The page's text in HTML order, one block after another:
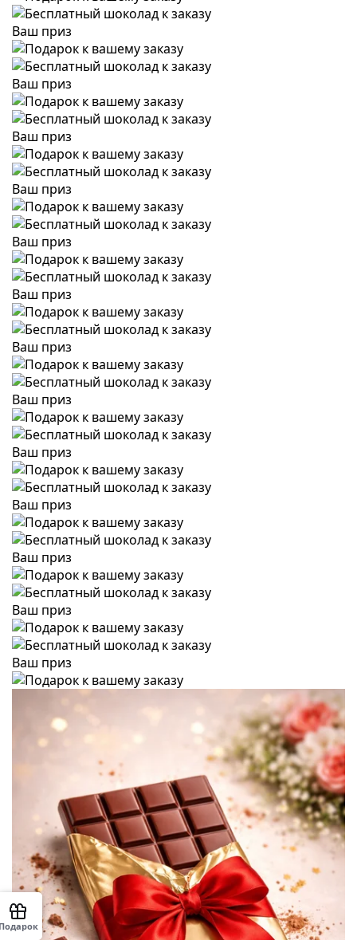
Ваш приз
Ваш приз
Ваш приз
Ваш приз
Ваш приз
Ваш приз
Ваш приз
Ваш приз
Ваш приз
Ваш приз
Ваш приз
Ваш приз
Ваш приз